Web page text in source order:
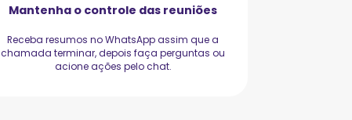
Mantenha o controle das reuniões
Receba resumos no WhatsApp assim que a
chamada terminar, depois faça perguntas ou
acione ações pelo chat.